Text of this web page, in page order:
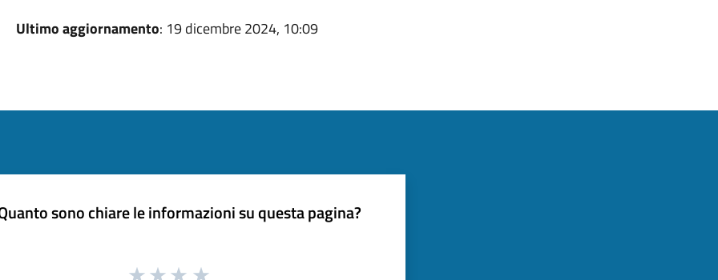
Ultimo aggiornamento: 19 dicembre 2024, 10:09
sono chiare le informazioni su questa pagina?